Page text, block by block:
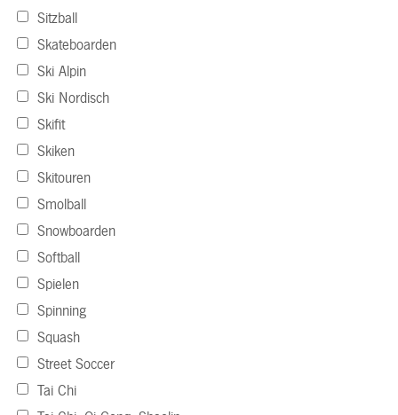
Sitzball
Skateboarden
Ski Alpin
Ski Nordisch
Skifit
Skiken
Skitouren
Smolball
Snowboarden
Softball
Spielen
Spinning
Squash
Street Soccer
Tai Chi